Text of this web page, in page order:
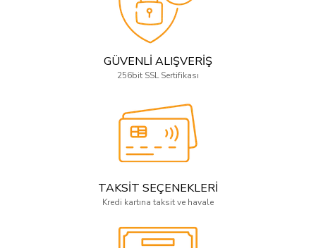
GÜVENLİ ALIŞVERİŞ
256bit SSL Sertifikası
TAKSİT SEÇENEKLERİ
Kredi kartına taksit ve havale